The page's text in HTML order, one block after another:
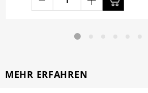
MEHR ERFAHREN